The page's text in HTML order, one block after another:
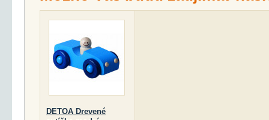
DETOA Drevené